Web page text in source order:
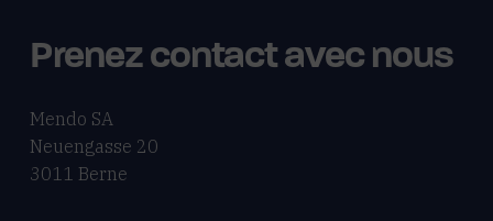
Prenez contact avec nous
Mendo SA
Neuengasse 20
3011 Berne